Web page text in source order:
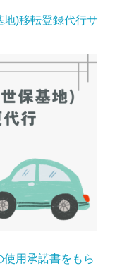
)移転登録代行サ
使用承諾書をもら